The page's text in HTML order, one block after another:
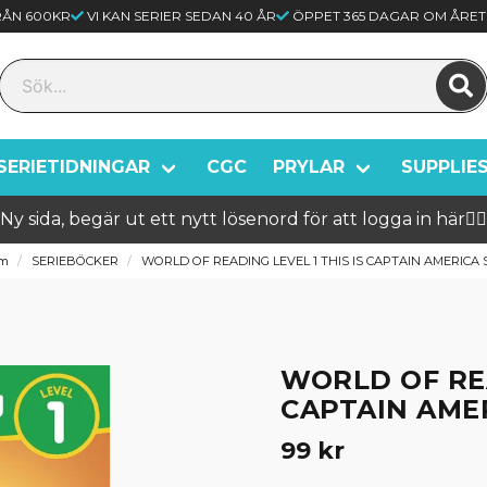
600KR VI KAN SERIER SEDAN 40 ÅR ÖPPET 365 DAGAR OM ÅRET
CGC PRYLAR
Ny sida, begär ut ett nytt lösenord för att logga in här🦸‍♂️
SERIEBÖCKER WORLD OF READING LEVEL 1 THIS IS CAPTAIN AMERICA
WORLD OF
CAPTAIN
99 kr